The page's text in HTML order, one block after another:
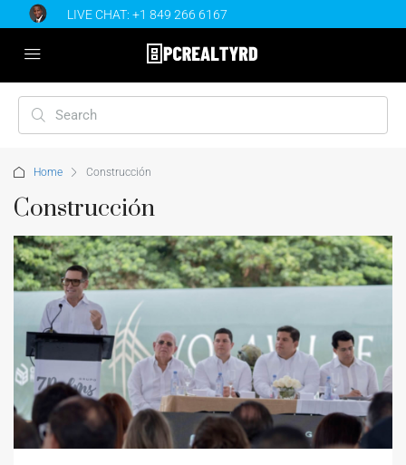
LIVE CHAT: +1 849 266 6167
Home Construcción
Construcción